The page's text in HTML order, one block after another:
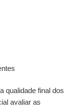
qualidade final dos
avaliar as